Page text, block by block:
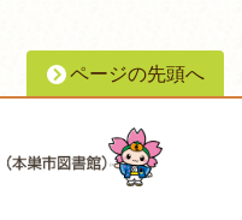
ページの先頭へ